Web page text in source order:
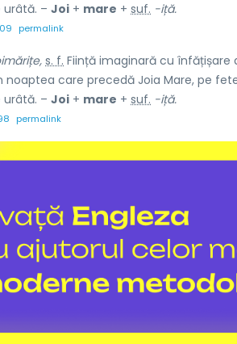
– Joi + mare + suf. -iță.
permalink
s. f. Ființă imaginară cu
noaptea care precedă Joia Mare, pe
– Joi + mare + suf. -iță.
permalink